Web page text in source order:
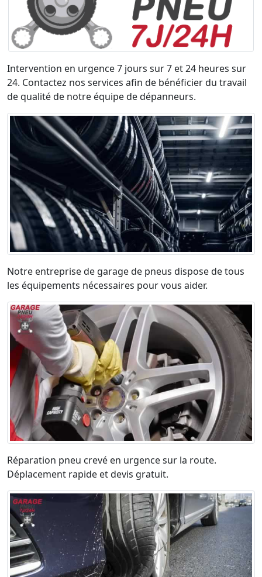
Intervention en urgence 7 jours sur 7 et 24 heures sur
24. Contactez nos services afin de bénéficier du travail
de qualité de notre équipe de dépanneurs.
Notre entreprise de garage de pneus dispose de tous
les équipements nécessaires pour vous aider.
Réparation pneu crevé en urgence sur la route.
Déplacement rapide et devis gratuit.